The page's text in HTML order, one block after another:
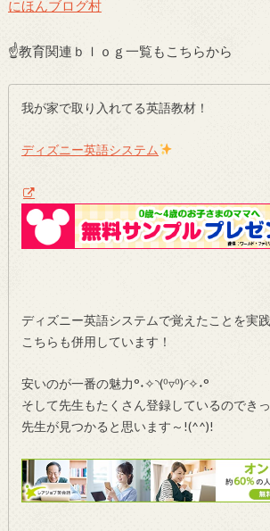
にほんブログ村
☝教育関連ｂｌｏｇ一覧もこちらから
我が家で取り入れてる英語教材！
ディズニー英語システム
ディズニー英語システムで覚えたことを実
こちらも併用しています！
安いのが一番の魅力°˖✧◝(⁰▿⁰)◜✧˖°
そして先生もたくさん登録しているのでき
先生が見つかると思います～!(^^)!